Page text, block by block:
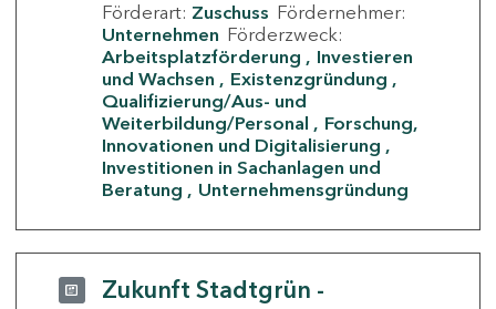
Förderart: Zuschuss Fördernehmer:
Unternehmen Förderzweck:
Arbeitsplatzförderung
Investieren
und Wachsen
Existenzgründung
Qualifizierung/Aus- und
Weiterbildung/Personal
Forschung,
Innovationen und Digitalisierung
Investitionen in Sachanlagen und
Beratung
Unternehmensgründung
Zukunft Stadtgrün -